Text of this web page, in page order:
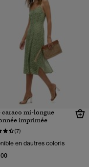
caraco mi-longue
imprimée
(7)
en dautres coloris